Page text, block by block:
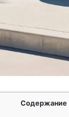
Содержание